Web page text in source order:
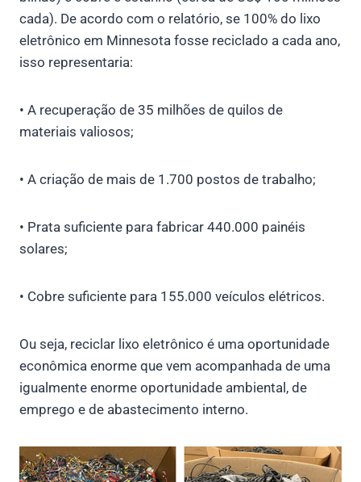
cada). De acordo com o relatório, se 100% do lixo
eletrônico em Minnesota fosse reciclado a cada ano,
isso representaria:
• A recuperação de 35 milhões de quilos de
materiais valiosos;
• A criação de mais de 1.700 postos de trabalho;
• Prata suficiente para fabricar 440.000 painéis
solares;
• Cobre suficiente para 155.000 veículos elétricos.
Ou seja, reciclar lixo eletrônico é uma oportunidade
econômica enorme que vem acompanhada de uma
igualmente enorme oportunidade ambiental, de
emprego e de abastecimento interno.